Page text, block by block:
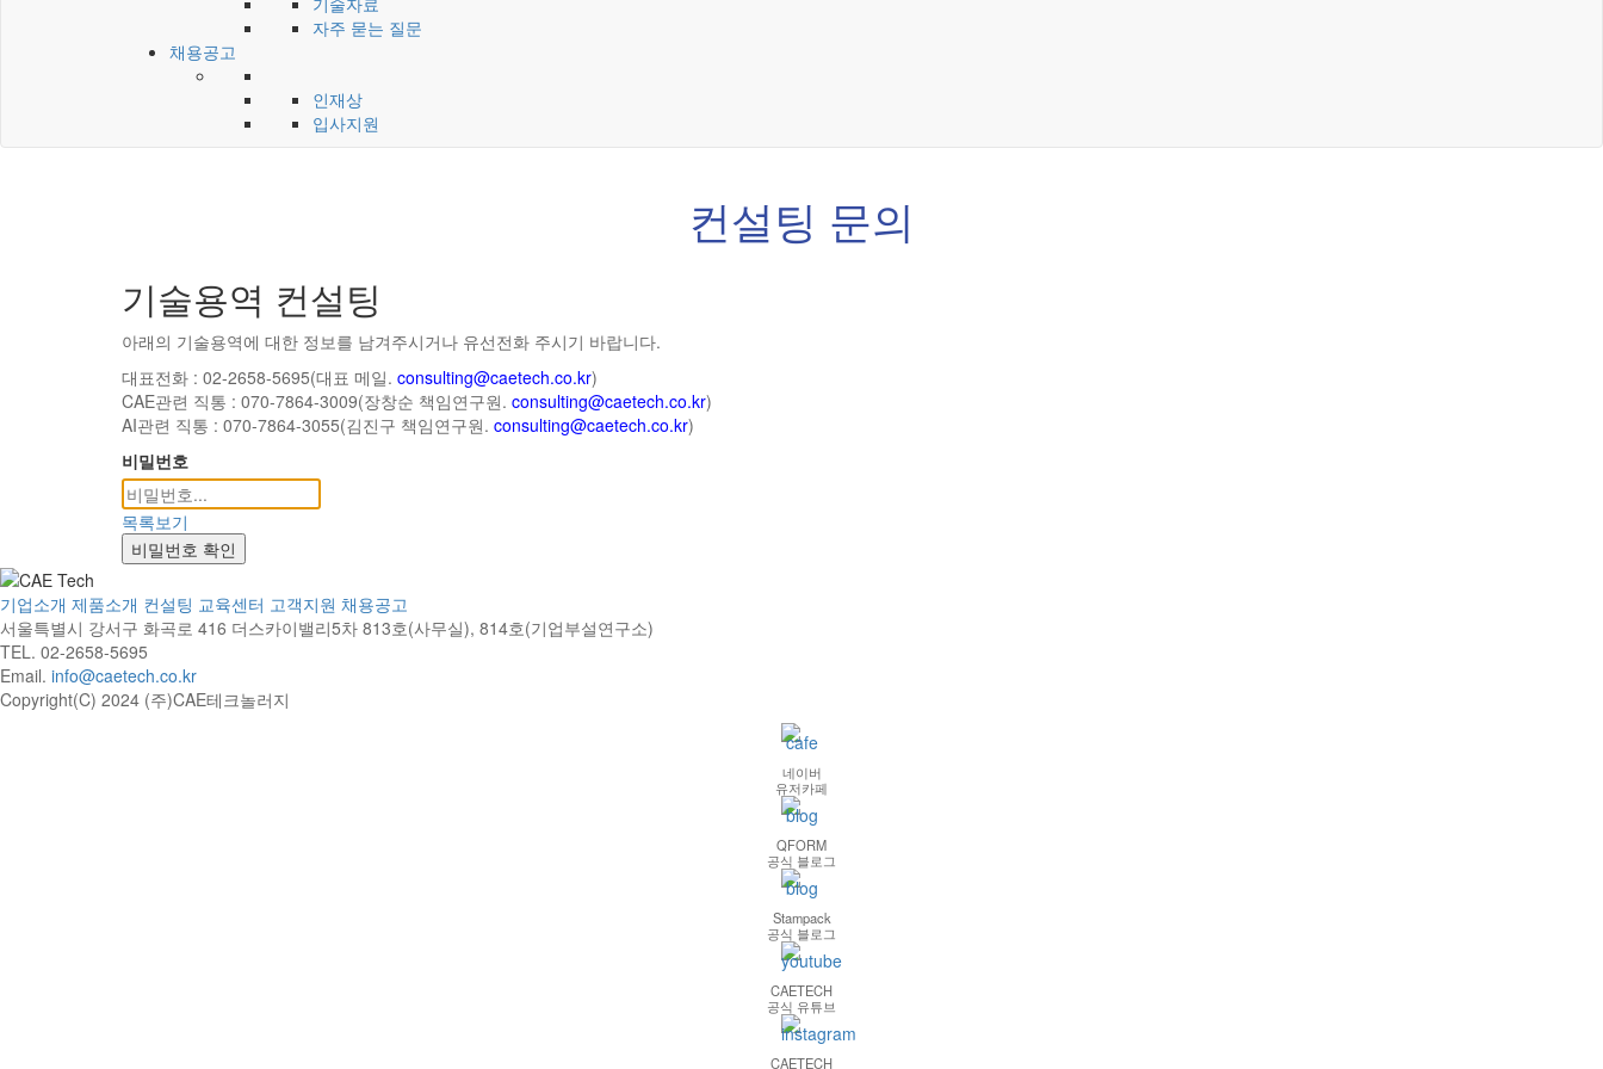
자주 묻는 질문
채용공고
인재상
입사지원
컨설팅 문의
기술용역 컨설팅
아래의 기술용역에 대한 정보를 남겨주시거나 유선전화 주시기 바랍니다.
대표전화 : 02-2658-5695(대표 메일. consulting@caetech.co.kr)
CAE관련 직통 : 070-7864-3009(장창순 책임연구원. consulting@caetech.co.kr)
AI관련 직통 : 070-7864-3055(김진구 책임연구원. consulting@caetech.co.kr)
비밀번호
목록보기
비밀번호 확인
기업소개 제품소개 컨설팅 교육센터 고객지원 채용공고
서울특별시 강서구 화곡로 416 더스카이밸리5차 813호(사무실), 814호(기업부설연구소)
TEL. 02-2658-5695
Email. info@caetech.co.kr
Copyright(C) 2024 (주)CAE테크놀러지
네이버
유저카페
QFORM
공식 블로그
Stampack
공식 블로그
CAETECH
공식 유튜브
CAETECH